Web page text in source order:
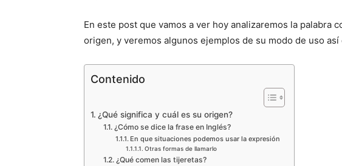
En este post que vamos a ver hoy analizaremos la palabra
origen, y veremos algunos ejemplos de su modo de uso
Contenido
¿Qué significa y cuál es su origen?
¿Cómo se dice la frase en Inglés?
En que situaciones podemos usar la expresión
Otras formas de llamarlo
¿Qué comen las tijeretas?